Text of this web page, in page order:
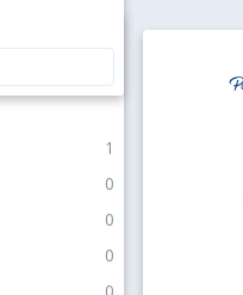
1
0
0
0